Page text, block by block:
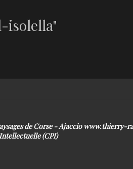
isolella"
de Corse - Ajaccio www.thierry-
(CPI)